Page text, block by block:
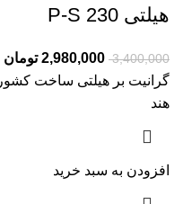
هیلتی P-S 230
3,400,000
2,980,000 تومان
گرانیت بر هیلتی ساخت کشور
هند
افزودن به سبد خرید